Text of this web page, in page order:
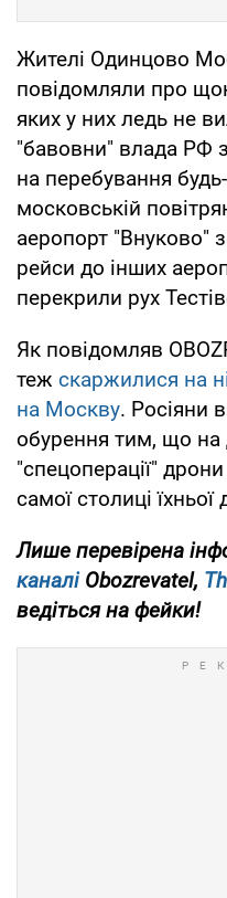
Жителі Одинцово
повідомляли про
яких у них ледь не
"бавовни" влада РФ
на перебування
московській
аеропорт "Внуково"
рейси до інших
перекрили рух
Як повідомляв
теж скаржилися на
на Москву. Росіяни
обурення тим, що на
"спецоперації"
самої столиці
Лише перевірена
каналіObozrevatel,
ведіться на фейки!